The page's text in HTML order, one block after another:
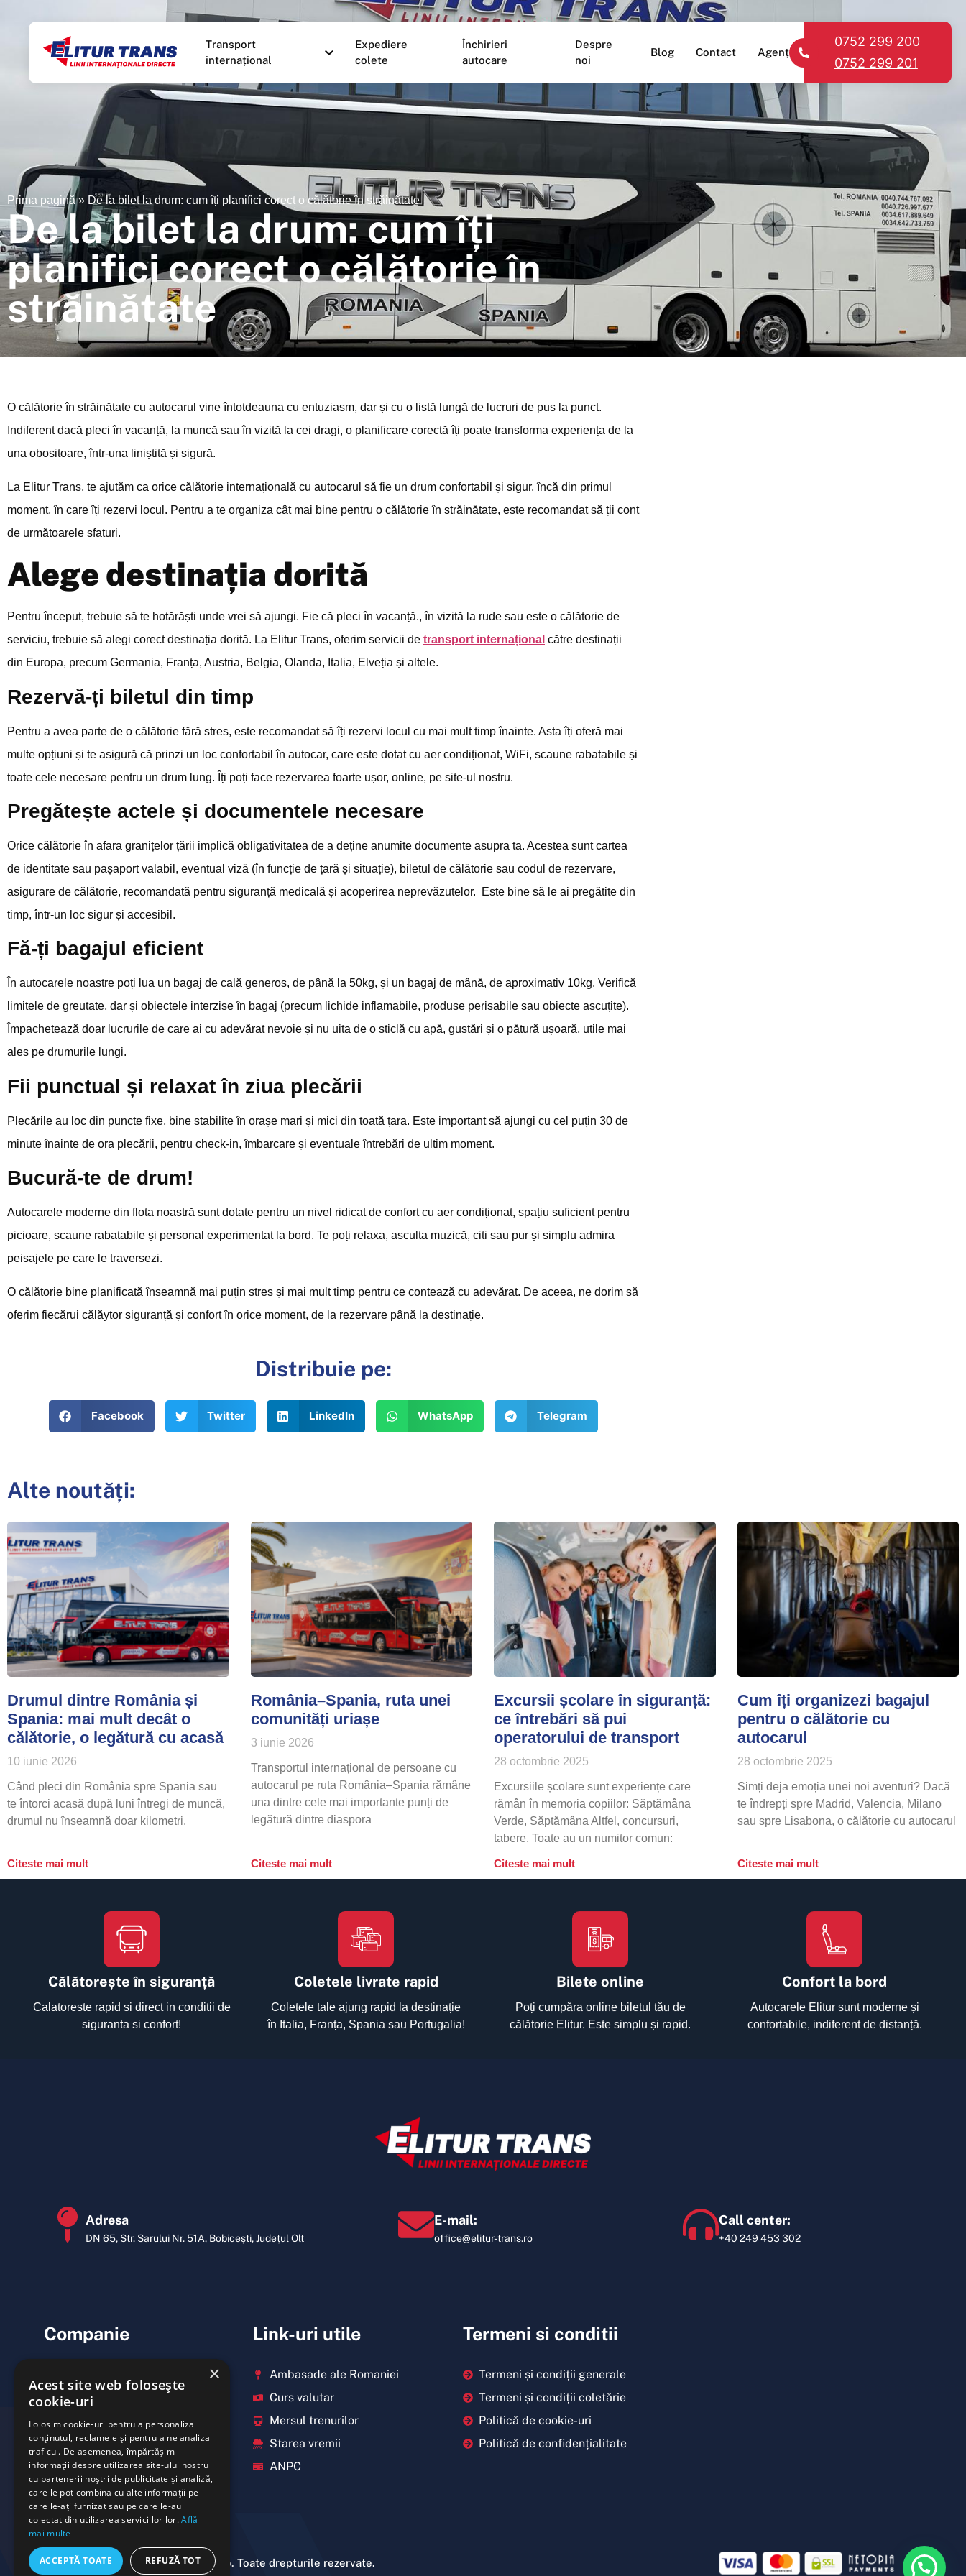
Transport
internațional
Expediere
colete
Închirieri
autocare
Despre
noi
Blog Contact Agenții
0752 299 200
0752 299 201
Prima pagină» De la bilet la drum: cum îți planifici corect o călătorie în străinătate
De la bilet la drum: cum îți
planifici corect o călătorie în
străinătate
O călătorie în străinătate cu autocarul vine întotdeauna cu entuziasm, dar și cu o listă lungă de lucruri de pus la punct.
Indiferent dacă pleci în vacanță, la muncă sau în vizită la cei dragi, o planificare corectă îți poate transforma experiența de la
una obositoare, într-una liniștită și sigură.
La Elitur Trans, te ajutăm ca orice călătorie internațională cu autocarul să fie un drum confortabil și sigur, încă din primul
moment, în care îți rezervi locul. Pentru a te organiza cât mai bine pentru o călătorie în străinătate, este recomandat să ții cont
de următoarele sfaturi.
Alege destinația dorită
Pentru început, trebuie să te hotărăști unde vrei să ajungi. Fie că pleci în vacanță., în vizită la rude sau este o călătorie de
serviciu, trebuie să alegi corect destinația dorită. La Elitur Trans, oferim servicii de transport internațional către destinații
din Europa, precum Germania, Franța, Austria, Belgia, Olanda, Italia, Elveția și altele.
Rezervă-ți biletul din timp
Pentru a avea parte de o călătorie fără stres, este recomandat să îți rezervi locul cu mai mult timp înainte. Asta îți oferă mai
multe opțiuni și te asigură că prinzi un loc confortabil în autocar, care este dotat cu aer condiționat, WiFi, scaune rabatabile și
toate cele necesare pentru un drum lung. Îți poți face rezervarea foarte ușor, online, pe site-ul nostru.
Pregătește actele și documentele necesare
Orice călătorie în afara granițelor țării implică obligativitatea de a deține anumite documente asupra ta. Acestea sunt cartea
de identitate sau pașaport valabil, eventual viză (în funcție de țară și situație), biletul de călătorie sau codul de rezervare,
asigurare de călătorie, recomandată pentru siguranță medicală și acoperirea neprevăzutelor. Este bine să le ai pregătite din
timp, într-un loc sigur și accesibil.
Fă-ți bagajul eficient
În autocarele noastre poți lua un bagaj de cală generos, de până la 50kg, și un bagaj de mână, de aproximativ 10kg. Verifică
limitele de greutate, dar și obiectele interzise în bagaj (precum lichide inflamabile, produse perisabile sau obiecte ascuțite).
Împachetează doar lucrurile de care ai cu adevărat nevoie și nu uita de o sticlă cu apă, gustări și o pătură ușoară, utile mai
ales pe drumurile lungi.
Fii punctual și relaxat în ziua plecării
Plecările au loc din puncte fixe, bine stabilite în orașe mari și mici din toată țara. Este important să ajungi cu cel puțin 30 de
minute înainte de ora plecării, pentru check-in, îmbarcare și eventuale întrebări de ultim moment.
Bucură-te de drum!
Autocarele moderne din flota noastră sunt dotate pentru un nivel ridicat de confort cu aer condiționat, spațiu suficient pentru
picioare, scaune rabatabile și personal experimentat la bord. Te poți relaxa, asculta muzică, citi sau pur și simplu admira
peisajele pe care le traversezi.
O călătorie bine planificată înseamnă mai puțin stres și mai mult timp pentru ce contează cu adevărat. De aceea, ne dorim să
oferim fiecărui călăytor siguranță și confort în orice moment, de la rezervare până la destinație.
Distribuie pe:
Facebook Twitter LinkedIn WhatsApp Telegram
Alte noutăți:
Drumul dintre România și
Spania: mai mult decât o
călătorie, o legătură cu acasă
10 iunie 2026
Când pleci din România spre Spania sau
te întorci acasă după luni întregi de muncă,
drumul nu înseamnă doar kilometri.
Citeste mai mult
România–Spania, ruta unei
comunități uriașe
3 iunie 2026
Transportul internațional de persoane cu
autocarul pe ruta România–Spania rămâne
una dintre cele mai importante punți de
legătură dintre diaspora
Citeste mai mult
Excursii școlare în siguranță:
ce întrebări să pui
operatorului de transport
28 octombrie 2025
Excursiile școlare sunt experiențe care
rămân în memoria copiilor: Săptămâna
Verde, Săptămâna Altfel, concursuri,
tabere. Toate au un numitor comun:
Citeste mai mult
Cum îți organizezi bagajul
pentru o călătorie cu
autocarul
28 octombrie 2025
Simți deja emoția unei noi aventuri? Dacă
te îndrepți spre Madrid, Valencia, Milano
sau spre Lisabona, o călătorie cu autocarul
Citeste mai mult
Călătorește în siguranță
Calatoreste rapid si direct in conditii de
siguranta si confort!
Coletele livrate rapid
Coletele tale ajung rapid la destinație
în Italia, Franța, Spania sau Portugalia!
Bilete online
Poți cumpăra online biletul tău de
călătorie Elitur. Este simplu și rapid.
Confort la bord
Autocarele Elitur sunt moderne și
confortabile, indiferent de distanță.
Adresa
DN 65, Str. Sarului Nr. 51A, Bobicești, Județul Olt
E-mail:
office@elitur-trans.ro
Call center:
+40 249 453 302
Companie
Toate destinatiile
Expediere colete
Închirieri autocare
Despre noi
Agentii Elitur Trans
Link-uri utile
Ambasade ale Romaniei
Curs valutar
Mersul trenurilor
Starea vremii
ANPC
Termeni si conditii
Termeni și condiții generale
Termeni și condiții coletărie
Politică de cookie-uri
Politică de confidențialitate
Copyright © 2023 elitur-trans.ro. Toate drepturile rezervate. Aveti nevoie de ajutor ?
×
Acest site web folosește
cookie-uri
Folosim cookie-uri pentru a personaliza
conținutul, reclamele și pentru a ne analiza
traficul. De asemenea, împărtășim
informații despre utilizarea site-ului nostru
cu partenerii noștri de publicitate și analiză,
care le pot combina cu alte informații pe
care le-ați furnizat sau pe care le-au
colectat din utilizarea serviciilor lor.Află
mai multe
ACCEPTĂ TOATE REFUZĂ TOT